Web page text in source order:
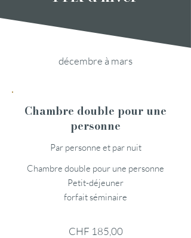
décembre à mars
Chambre double pour une
personne
Par personne et par nuit
Chambre double pour une personne
Petit-déjeuner
forfait séminaire
CHF 185,00